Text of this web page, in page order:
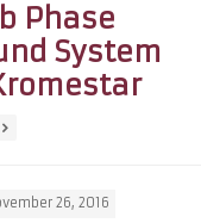
Phase
System
26, 2016